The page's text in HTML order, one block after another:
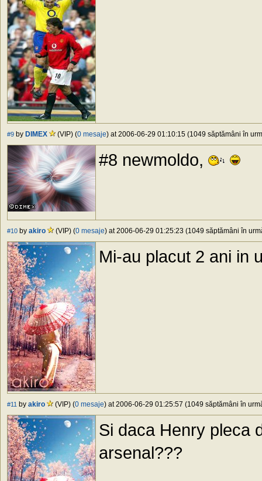
#9 by DIMEX (VIP) (0 mesaje) at 2006-06-29 01:10:15 (1049 săptămâni în
#8 newmoldo,
#10 by akiro (VIP) (0 mesaje) at 2006-06-29 01:25:23 (1049 săptămâni în
Mi-au placut 2 ani in
#11 by akiro (VIP) (0 mesaje) at 2006-06-29 01:25:57 (1049 săptămâni în
Si daca Henry pleca
arsenal???